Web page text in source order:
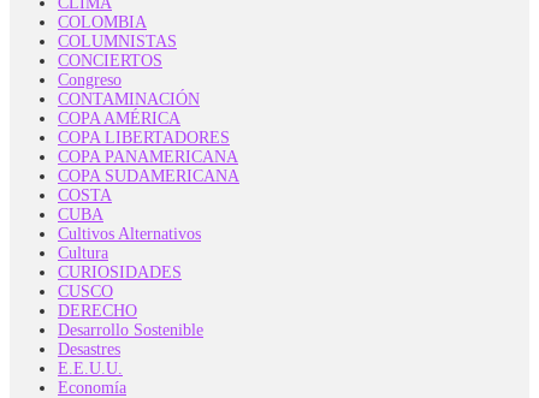
COLOMBIA
COLUMNISTAS
CONCIERTOS
Congreso
CONTAMINACIÓN
COPA AMÉRICA
COPA LIBERTADORES
COPA PANAMERICANA
COPA SUDAMERICANA
COSTA
CUBA
Cultivos Alternativos
Cultura
CURIOSIDADES
CUSCO
DERECHO
Desarrollo Sostenible
Desastres
E.E.U.U.
Economía